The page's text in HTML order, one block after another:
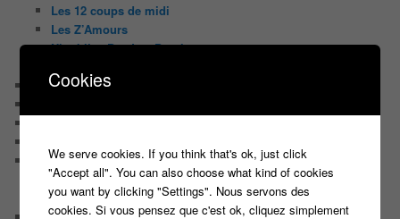
Les 12 coups de midi
Les Z’Amours
N’oubliez Pas Les Paroles
Chaine Youtube
Le trombinoscope des Joueurs
Géraldine multirécidiviste des émissions TV
Serge le candidat qui a peur du noir.
Cookies
We serve cookies. If you think that's ok, just click
"Accept all". You can also choose what kind of cookies
you want by clicking "Settings". Nous servons des
cookies. Si vous pensez que c'est ok, cliquez simplement